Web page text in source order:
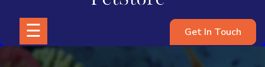
Shop
Page
☰ Get In Touch